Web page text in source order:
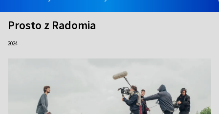
Prosto z Radomia
2024